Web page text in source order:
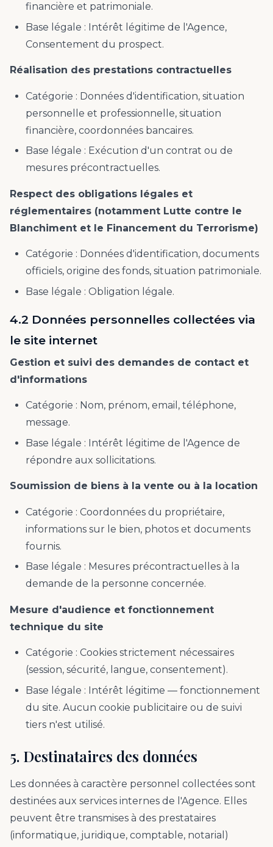
financière et patrimoniale.
Base légale : Intérêt légitime de l'Agence,
Consentement du prospect.
Réalisation des prestations contractuelles
Catégorie : Données d'identification, situation
personnelle et professionnelle, situation
financière, coordonnées bancaires.
Base légale : Exécution d'un contrat ou de
mesures précontractuelles.
Respect des obligations légales et
réglementaires (notamment Lutte contre le
Blanchiment et le Financement du Terrorisme)
Catégorie : Données d'identification, documents
officiels, origine des fonds, situation patrimoniale.
Base légale : Obligation légale.
4.2 Données personnelles collectées via
le site internet
Gestion et suivi des demandes de contact et
d'informations
Catégorie : Nom, prénom, email, téléphone,
message.
Base légale : Intérêt légitime de l'Agence de
répondre aux sollicitations.
Soumission de biens à la vente ou à la location
Catégorie : Coordonnées du propriétaire,
informations sur le bien, photos et documents
fournis.
Base légale : Mesures précontractuelles à la
demande de la personne concernée.
Mesure d'audience et fonctionnement
technique du site
Catégorie : Cookies strictement nécessaires
(session, sécurité, langue, consentement).
Base légale : Intérêt légitime — fonctionnement
du site. Aucun cookie publicitaire ou de suivi
tiers n'est utilisé.
5. Destinataires des données
Les données à caractère personnel collectées sont
destinées aux services internes de l'Agence. Elles
peuvent être transmises à des prestataires
(informatique, juridique, comptable, notarial)